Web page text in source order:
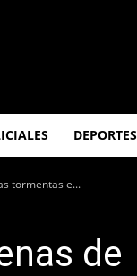
DEPORTES
tormentas e...
de